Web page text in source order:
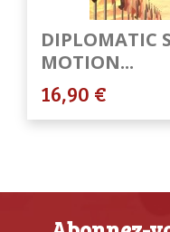
DIPLOMATIC
MOTION...
16,90 €